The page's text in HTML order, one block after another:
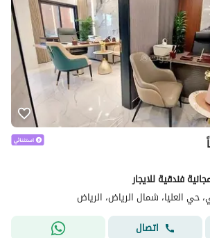
فندقية للايجار
حي العليا، شمال الرياض، الرياض
اتصال